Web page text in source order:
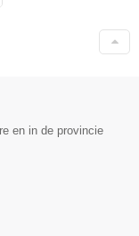
en in de provincie